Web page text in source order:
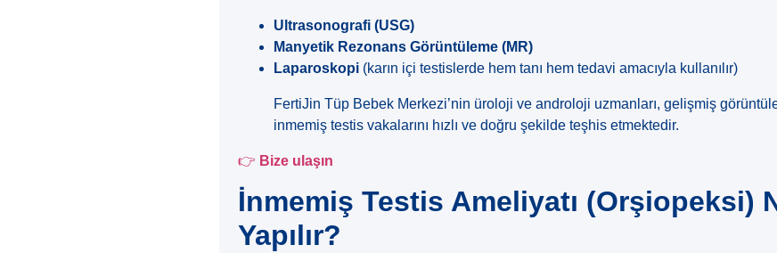
Ultrasonografi (USG)
Manyetik Rezonans Görüntüleme (MR)
Laparoskopi (karın içi testislerde hem tanı hem tedavi amacıyla kullanılır)
FertiJin Tüp Bebek Merkezi’nin üroloji ve androloji uzmanları, gelişmiş
inmemiş testis vakalarını hızlı ve doğru şekilde teşhis etmektedir.
👉 Bize ulaşın
İnmemiş Testis Ameliyatı (Orşiopeksi)
Yapılır?